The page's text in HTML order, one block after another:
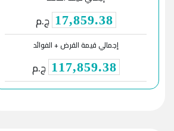
17,859.38 ج.م
إجمالي قيمة القرض + الفوائد
117,859.38 ج.م